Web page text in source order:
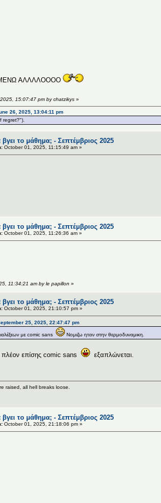
ΑΛΛΛΛΟΟΟΟ
15:07:47 pm by chatzikys »
26, 2025, 13:04:11 pm
regret?").
βγει το μάθημα; - Σεπτέμβριος 2025
October 01, 2025, 11:15:49 am »
βγει το μάθημα; - Σεπτέμβριος 2025
October 01, 2025, 11:26:36 am »
11:34:21 am by le papillon »
βγει το μάθημα; - Σεπτέμβριος 2025
October 01, 2025, 21:10:57 pm »
25, 2025, 22:47:47 pm
με comic sans Νομιζω ηταν στην θερμοδυναμικη.
πλέον επίσης comic sans εξαπλώνεται.
raised, all hell breaks loose.
βγει το μάθημα; - Σεπτέμβριος 2025
October 01, 2025, 21:18:06 pm »